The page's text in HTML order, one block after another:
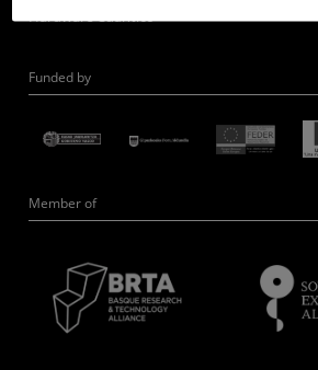
Hardware Cuántico
Funded by
Member of